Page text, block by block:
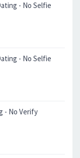
- No Selfie
- No Selfie
- No Verify